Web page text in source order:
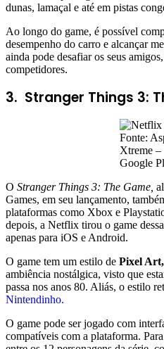
dunas, lamaçal e até em pistas
Ao longo do game, é possível
desempenho do carro e alcançar
ainda pode desafiar os seus
competidores.
3. Stranger Things 3:
Fonte:
Xtreme –
Google
O Stranger Things 3: The Game,
Games, em seu lançamento,
plataformas como Xbox e
depois, a Netflix tirou o game
apenas para iOS e Android.
O game tem um estilo de Pixel Art,
ambiência nostálgica, visto que
passa nos anos 80. Aliás, o estilo
Nintendinho.
O game pode ser jogado com
compatíveis com a plataforma.